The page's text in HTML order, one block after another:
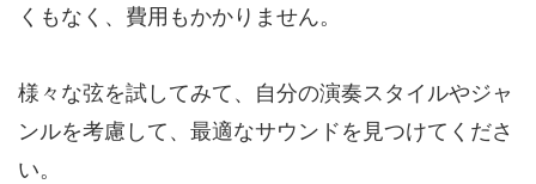
くもなく、費用もかかりません。
様々な弦を試してみて、自分の演奏スタイルやジャ
ンルを考慮して、最適なサウンドを見つけてくださ
い。